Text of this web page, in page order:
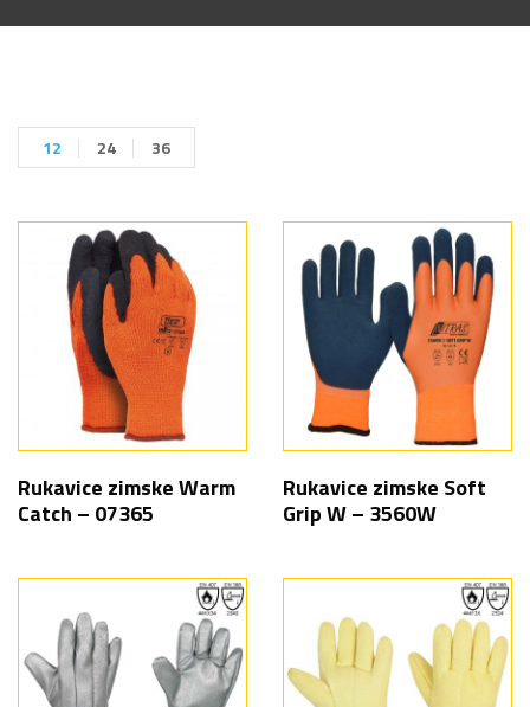
12 24 36
Rukavice zimske Warm
Catch – 07365
Rukavice zimske Soft
Grip W – 3560W